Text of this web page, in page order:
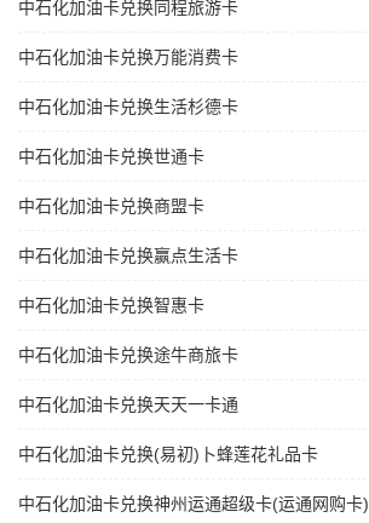
中石化加油卡兑换同程旅游卡
中石化加油卡兑换万能消费卡
中石化加油卡兑换生活杉德卡
中石化加油卡兑换世通卡
中石化加油卡兑换商盟卡
中石化加油卡兑换赢点生活卡
中石化加油卡兑换智惠卡
中石化加油卡兑换途牛商旅卡
中石化加油卡兑换天天一卡通
中石化加油卡兑换(易初)卜蜂莲花礼品卡
中石化加油卡兑换神州运通超级卡(运通网购卡)